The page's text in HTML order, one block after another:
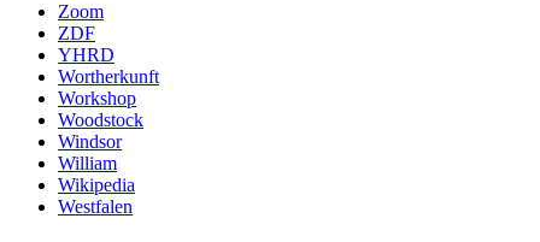
Zoom
ZDF
YHRD
Wortherkunft
Workshop
Woodstock
Windsor
William
Wikipedia
Westfalen